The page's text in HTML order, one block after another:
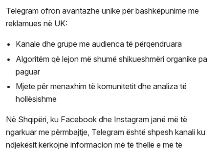
Telegram ofron avantazhe unike për bashkëpunime me
reklamues në UK:
Kanale dhe grupe me audienca të përqendruara
Algoritëm që lejon më shumë shikueshmëri organike pa
paguar
Mjete për menaxhim të komunitetit dhe analiza të
hollësishme
Në Shqipëri, ku Facebook dhe Instagram janë më të
ngarkuar me përmbajtje, Telegram është shpesh kanali ku
ndjekësit kërkojnë informacion më të thellë e më të